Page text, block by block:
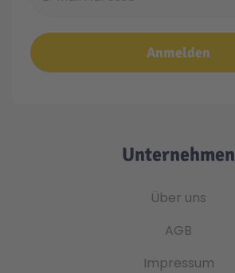
Anmelden
Unternehmen
Über uns
AGB
Impressum